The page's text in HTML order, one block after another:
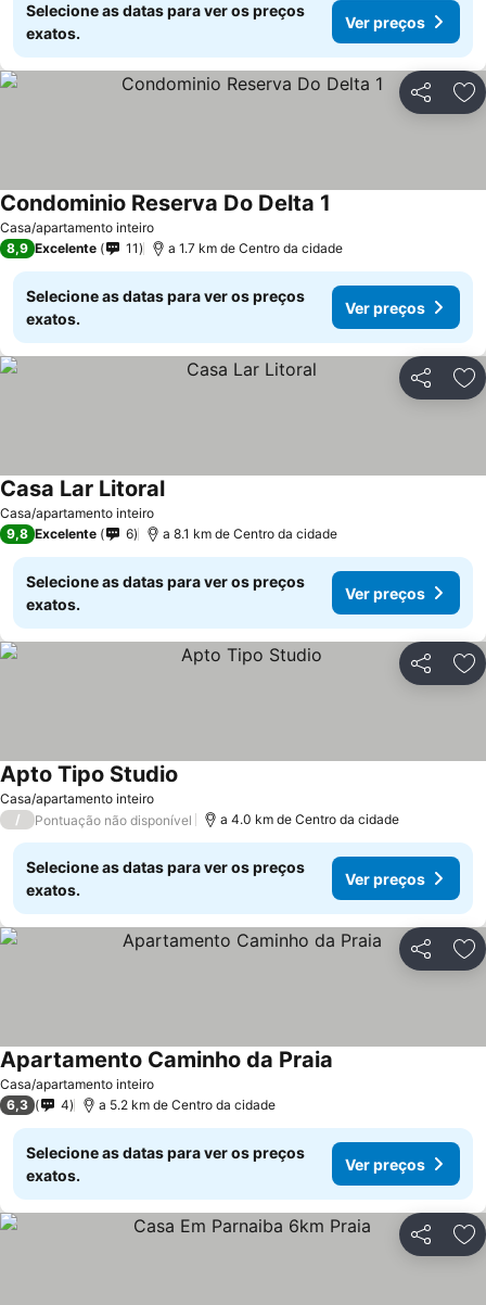
Selecione as datas para ver os preços
exatos.
Ver preços
Partilhar
Casa/apartamento inteiro
Condominio Reserva Do Delta 1
8,9 Excelente 11 a 1.7 km de Centro da cidade
Selecione as datas para ver os preços
exatos.
Ver preços
Partilhar
Casa/apartamento inteiro
Casa Lar Litoral
9,8 Excelente 6 a 8.1 km de Centro da cidade
Selecione as datas para ver os preços
exatos.
Ver preços
Partilhar
Casa/apartamento inteiro
Apto Tipo Studio
/ Pontuação não disponível a 4.0 km de Centro da cidade
Selecione as datas para ver os preços
exatos.
Ver preços
Partilhar
Casa/apartamento inteiro
Apartamento Caminho da Praia
6,3 4 a 5.2 km de Centro da cidade
Selecione as datas para ver os preços
exatos.
Ver preços
Partilhar